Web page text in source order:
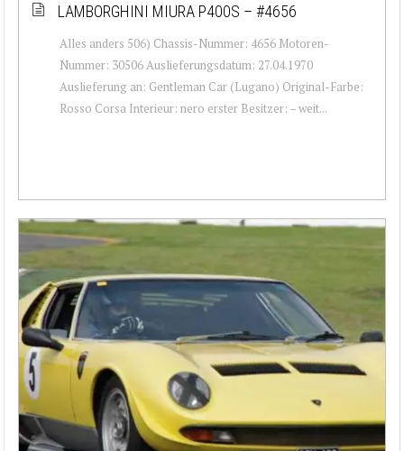
LAMBORGHINI MIURA P400S – #4656
Alles anders 506) Chassis-Nummer: 4656 Motoren-
Nummer: 30506 Auslieferungsdatum: 27.04.1970
Auslieferung an: Gentleman Car (Lugano) Original-Farbe:
Rosso Corsa Interieur: nero erster Besitzer: – weit...